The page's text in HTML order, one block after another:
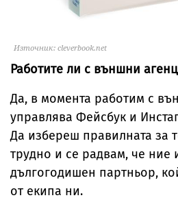
Източник: cleverbook.net
Работите ли с външни
Да, в момента работим с
управлява Фейсбук и
Да избереш правилната за
трудно и се радвам, че ние
дългогодишен партньор,
от екипа ни.